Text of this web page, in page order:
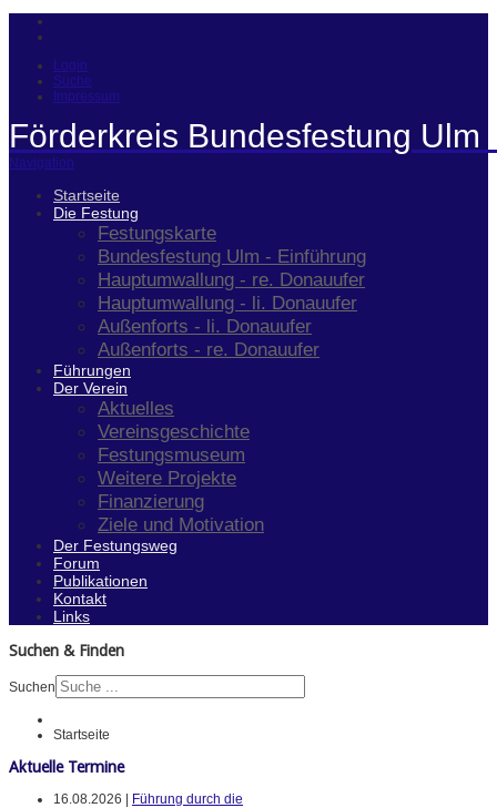
Login
Suche
Impressum
Förderkreis Bundesfestung Ulm
Navigation
Startseite
Die Festung
Festungskarte
Bundesfestung Ulm - Einführung
Hauptumwallung - re. Donauufer
Hauptumwallung - li. Donauufer
Außenforts - li. Donauufer
Außenforts - re. Donauufer
Führungen
Der Verein
Aktuelles
Vereinsgeschichte
Festungsmuseum
Weitere Projekte
Finanzierung
Ziele und Motivation
Der Festungsweg
Forum
Publikationen
Kontakt
Links
Suchen & Finden
Suchen
Startseite
Aktuelle Termine
16.08.2026 |
Führung durch die